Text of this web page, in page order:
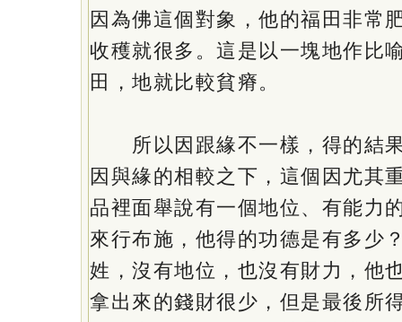
因為佛這個對象，他的福田非常
收穫就很多。這是以一塊地作比
田，地就比較貧瘠。
所以因跟緣不一樣，得的結
因與緣的相較之下，這個因尤其
品裡面舉說有一個地位、有能力
來行布施，他得的功德是有多少
姓，沒有地位，也沒有財力，他
拿出來的錢財很少，但是最後所